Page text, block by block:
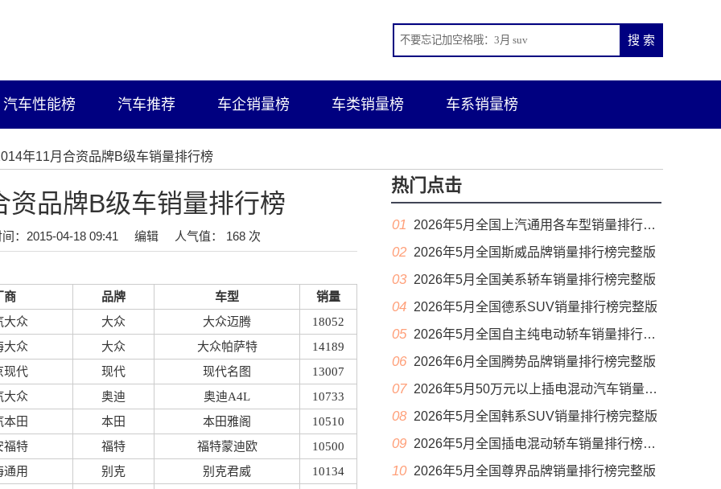
汽车性能榜 汽车推荐 车企销量榜 车类销量榜 车系销量榜
年11月合资品牌B级车销量排行榜
资品牌B级车销量排行榜
：2015-04-18 09:41 编辑 人气值： 168 次
商 品牌 车型
销量
大众
大众 大众迈腾
18052
大众
大众 大众帕萨特
14189
现代
现代 现代名图
13007
大众
奥迪 奥迪A4L
10733
本田
本田 本田雅阁
10510
福特
福特 福特蒙迪欧
10500
通用
别克 别克君威
10134
热门点击
01 2026年5月全国上汽通用各车型销量排行榜完整版
02 2026年5月全国斯威品牌销量排行榜完整版
03 2026年5月全国美系轿车销量排行榜完整版
04 2026年5月全国德系SUV销量排行榜完整版
05 2026年5月全国自主纯电动轿车销量排行榜完整版(出口量
06 2026年6月全国腾势品牌销量排行榜完整版
07 2026年5月50万元以上插电混动汽车销量排行榜（零售量）
08 2026年5月全国韩系SUV销量排行榜完整版
09 2026年5月全国插电混动轿车销量排行榜完整版(出口量
10 2026年5月全国尊界品牌销量排行榜完整版